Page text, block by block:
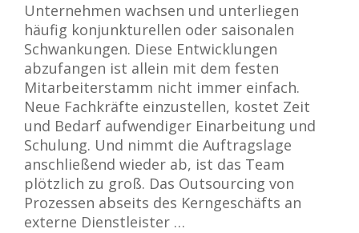
Unternehmen wachsen und unterliegen
häufig konjunkturellen oder saisonalen
Schwankungen. Diese Entwicklungen
abzufangen ist allein mit dem festen
Mitarbeiterstamm nicht immer einfach.
Neue Fachkräfte einzustellen, kostet Zeit
und Bedarf aufwendiger Einarbeitung und
Schulung. Und nimmt die Auftragslage
anschließend wieder ab, ist das Team
plötzlich zu groß. Das Outsourcing von
Prozessen abseits des Kerngeschäfts an
externe Dienstleister …